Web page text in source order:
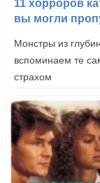
11 хорроров
вы могли
Монстры из
вспоминаем те
страхом